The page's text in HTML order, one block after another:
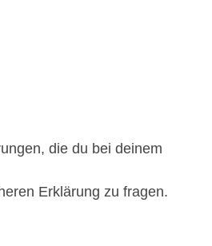
die du bei deinem
Erklärung zu fragen.